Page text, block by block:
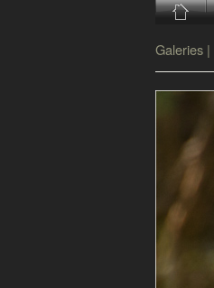
Galeries |